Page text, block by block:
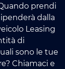
prendi
dalla
Leasing
di
sono le tue
Chiamaci e